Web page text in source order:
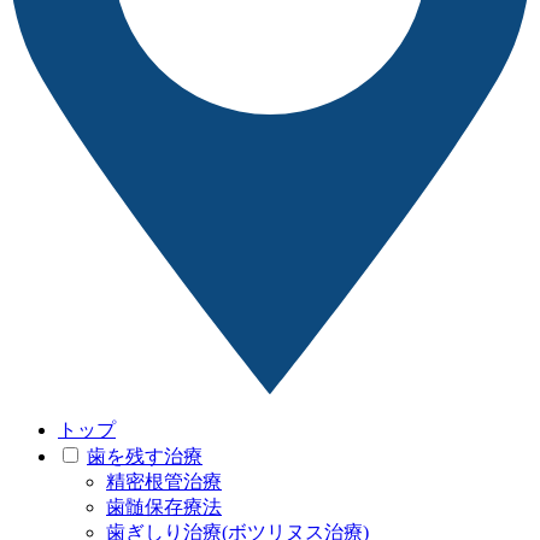
トップ
歯を残す治療
精密根管治療
歯髄保存療法
歯ぎしり治療(ボツリヌス治療)